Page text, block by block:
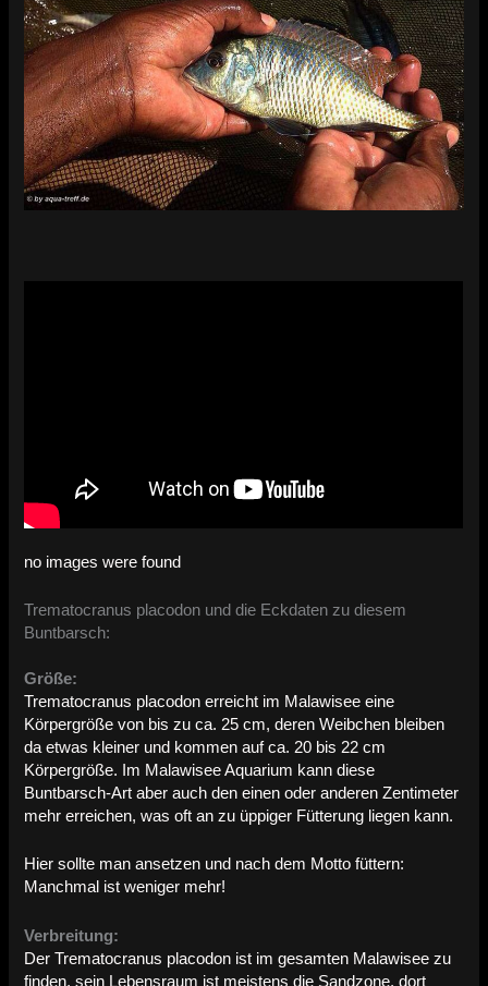
no images were found
Trematocranus placodon und die Eckdaten zu diesem
Buntbarsch:
Größe:
Trematocranus placodon erreicht im Malawisee eine
Körpergröße von bis zu ca. 25 cm, deren Weibchen bleiben
da etwas kleiner und kommen auf ca. 20 bis 22 cm
Körpergröße. Im Malawisee Aquarium kann diese
Buntbarsch-Art aber auch den einen oder anderen Zentimeter
mehr erreichen, was oft an zu üppiger Fütterung liegen kann.
Hier sollte man ansetzen und nach dem Motto füttern:
Manchmal ist weniger mehr!
Verbreitung:
Der Trematocranus placodon ist im gesamten Malawisee zu
finden, sein Lebensraum ist meistens die Sandzone, dort